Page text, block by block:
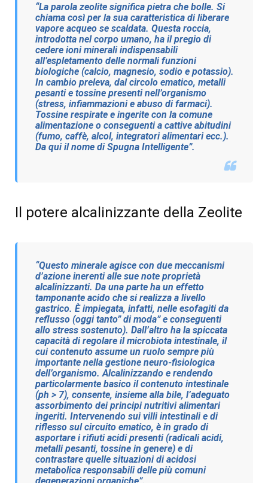
“La parola zeolite significa pietra che bolle. Si
chiama così per la sua caratteristica di liberare
vapore acqueo se scaldata. Questa roccia,
introdotta nel corpo umano, ha il pregio di
cedere ioni minerali indispensabili
all’espletamento delle normali funzioni
biologiche (calcio, magnesio, sodio e potassio).
In cambio preleva, dal circolo ematico, metalli
pesanti e tossine presenti nell’organismo
(stress, infiammazioni e abuso di farmaci).
Tossine respirate e ingerite con la comune
alimentazione o conseguenti a cattive abitudini
(fumo, caffè, alcol, integratori alimentari ecc.).
Da qui il nome di Spugna Intelligente”.
Il potere alcalinizzante della Zeolite
“Questo minerale agisce con due meccanismi
d’azione inerenti alle sue note proprietà
alcalinizzanti. Da una parte ha un effetto
tamponante acido che si realizza a livello
gastrico. È impiegata, infatti, nelle esofagiti da
reflusso (oggi tanto” di moda” e conseguenti
allo stress sostenuto). Dall’altro ha la spiccata
capacità di regolare il microbiota intestinale, il
cui contenuto assume un ruolo sempre più
importante nella gestione neuro-fisiologica
dell’organismo. Alcalinizzando e rendendo
particolarmente basico il contenuto intestinale
(ph > 7), consente, insieme alla bile, l’adeguato
assorbimento dei principi nutritivi alimentari
ingeriti. Intervenendo sui villi intestinali e di
riflesso sul circuito ematico, è in grado di
asportare i rifiuti acidi presenti (radicali acidi,
metalli pesanti, tossine in genere) e di
contrastare quelle situazioni di acidosi
metabolica responsabili delle più comuni
degenerazioni organiche”.